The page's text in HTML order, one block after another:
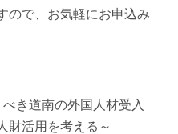
ので、お気軽にお申込み
き道南の外国人材受入
財活用を考える～